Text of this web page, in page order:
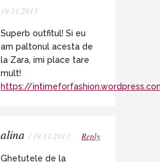
19.11.2013
Superb outfitul! Si eu
am paltonul acesta de
la Zara, imi place tare
mult!
https://
alina / 19.11.2013 Reply
Ghetutele de la